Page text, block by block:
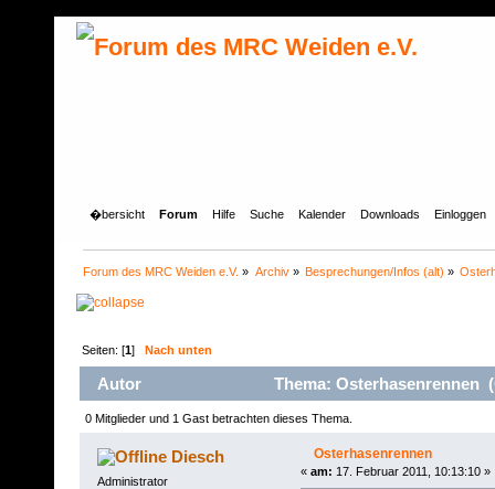
�bersicht Forum Hilfe Suche Kalender Downloads Einloggen
Forum des MRC Weiden e.V. » Archiv» Besprechungen/Infos (alt) »
Seiten: [1]Nach unten
Autor Thema: Osterhasenrennen
0 Mitglieder und 1 Gast betrachten dieses Thema.
Diesch
Administrator
Osterhasenrennen
« am: 17. Februar 2011, 10:13:10 »